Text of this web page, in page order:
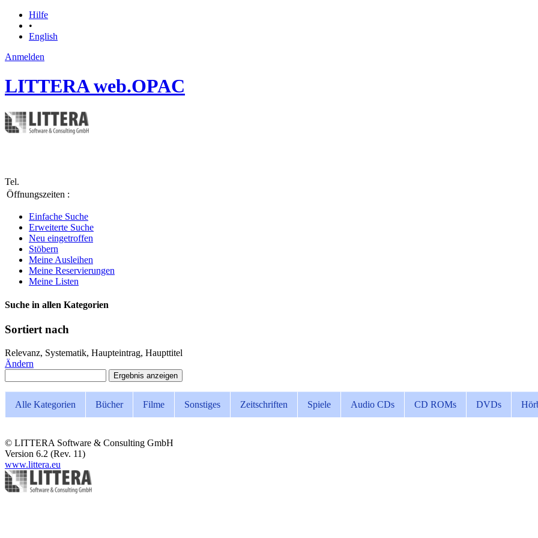
Hilfe
•
English
Anmelden
LITTERA web.OPAC
Tel.
Öffnungszeiten :
Einfache Suche
Erweiterte Suche
Neu eingetroffen
Stöbern
Meine Ausleihen
Meine Reservierungen
Meine Listen
Suche in allen Kategorien
Sortiert nach
Relevanz, Systematik, Haupteintrag, Haupttitel
Ändern
Alle Kategorien Bücher Filme Sonstiges Zeitschriften Spiele Audio CDs CD ROMs DVDs
© LITTERA Software & Consulting GmbH
Version 6.2 (Rev. 11)
www.littera.eu